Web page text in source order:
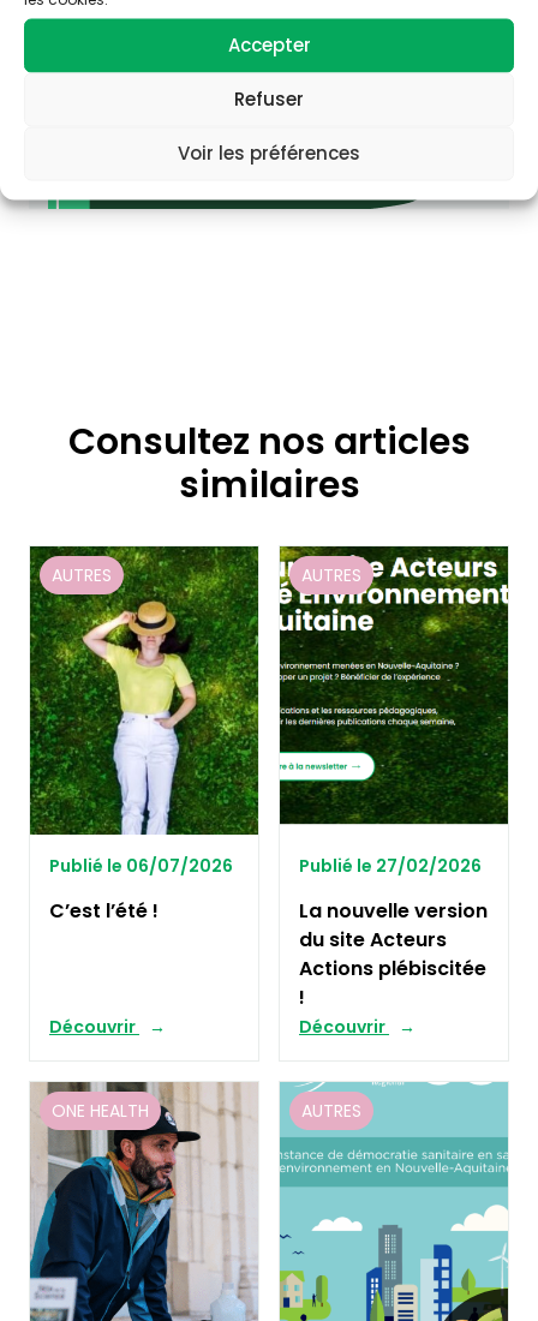
Accepter
Refuser
Voir les préférences
Consultez nos articles
similaires
AUTRES
Publié le 06/07/2026
C’est l’été !
Découvrir
AUTRES
Publié le 27/02/2026
La nouvelle version
du site Acteurs
Actions plébiscitée
!
Découvrir
ONE HEALTH AUTRES